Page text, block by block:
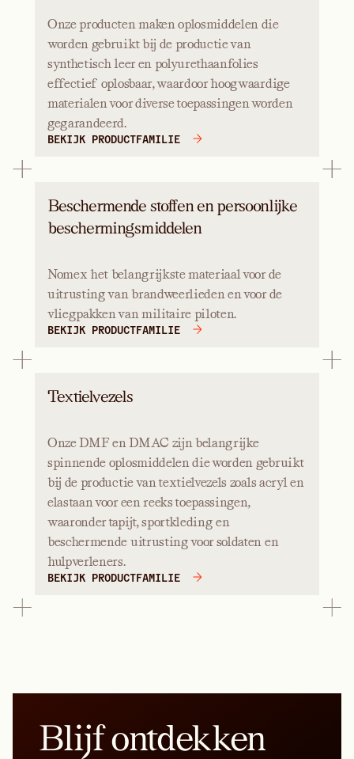
Onze producten maken oplosmiddelen die
worden gebruikt bij de productie van
synthetisch leer en polyurethaanfolies
effectief oplosbaar, waardoor hoogwaardige
materialen voor diverse toepassingen worden
gegarandeerd.
BEKIJK PRODUCTFAMILIE
Beschermende stoffen en persoonlijke
beschermingsmiddelen
Nomex het belangrijkste materiaal voor de
uitrusting van brandweerlieden en voor de
vliegpakken van militaire piloten.
BEKIJK PRODUCTFAMILIE
Textielvezels
Onze DMF en DMAC zijn belangrijke
spinnende oplosmiddelen die worden gebruikt
bij de productie van textielvezels zoals acryl en
elastaan voor een reeks toepassingen,
waaronder tapijt, sportkleding en
beschermende uitrusting voor soldaten en
hulpverleners.
BEKIJK PRODUCTFAMILIE
Blijf ontdekken